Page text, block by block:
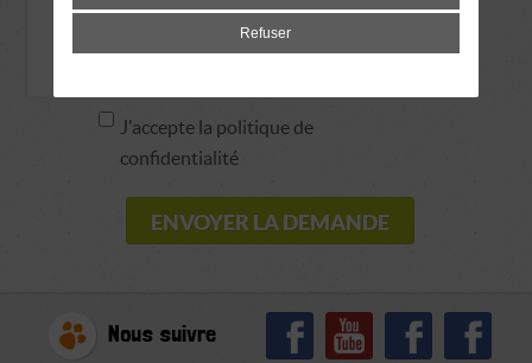
J'accepte la politique de
confidentialité
Nous suivre
Refuser